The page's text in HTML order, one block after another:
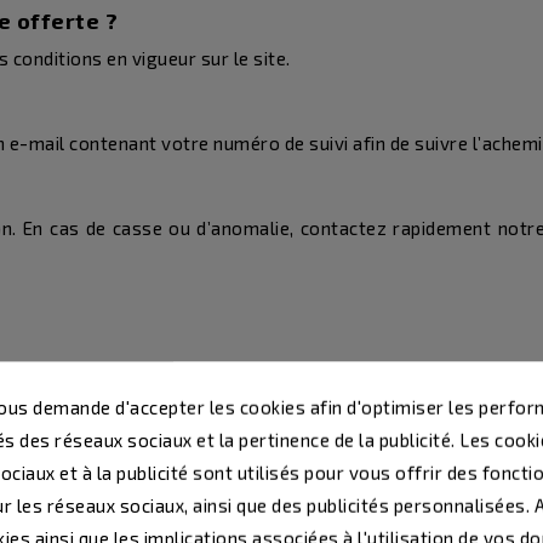
offerte ?
conditions en vigueur sur le site.
e-mail contenant votre numéro de suivi afin de suivre
cas de casse ou d’anomalie, contactez rapidement
dans la limite du nombre de caractères indiqué sur
?
le texte de votre choix, le logo de votre club, le logo
demande d'accepter les cookies afin d'optimiser les
des réseaux sociaux et la pertinence de la publicité. Les
et à la publicité sont utilisés pour vous offrir des
les réseaux sociaux, ainsi que des publicités personnalisées.
ainsi que les implications associées à l'utilisation de vos